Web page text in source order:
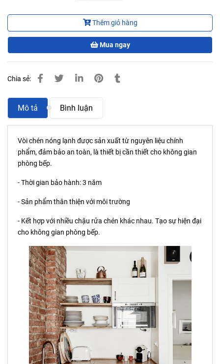
Thêm giỏ hàng
Mua ngay
Chia sẻ:
Mô tả Bình luận
Vòi chén nóng lạnh được sản xuất từ nguyên liệu chính
phẩm, đảm bảo an toàn, là thiết bị cần thiết cho không gian
phòng bếp.
- Thời gian bảo hành: 3 năm
- Sản phẩm thân thiện với môi trường
- Kết hợp với nhiều chậu rửa chén khác nhau. Tạo sự hiện đại
cho không gian phòng bếp.